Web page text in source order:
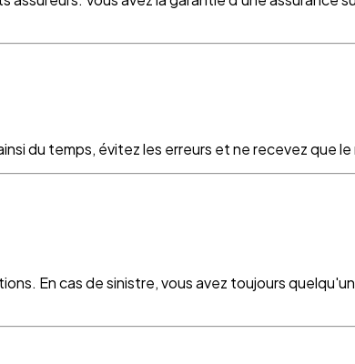
du temps, évitez les erreurs et ne recevez que le
En cas de sinistre, vous avez toujours